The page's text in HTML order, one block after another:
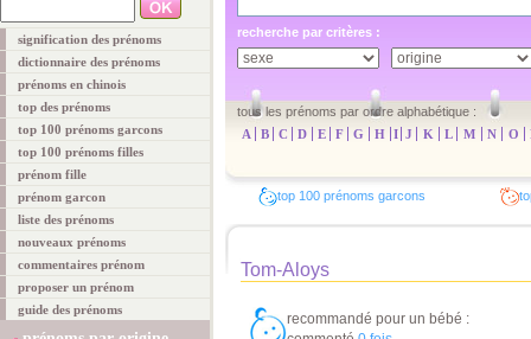
signification des prénoms
dictionnaire des prénoms
prénoms en chinois
top des prénoms
top 100 prénoms garcons
top 100 prénoms filles
prénom fille
prénom garcon
liste des prénoms
nouveaux prénoms
commentaires prénom
proposer un prénom
guide des prénoms
recherche par critères :
tous les prénoms par ordre alphabétique :
A
B C D E F G H I J K L M N O
top 100 prénoms garcons
Tom-Aloys
recommandé pour un bébé :